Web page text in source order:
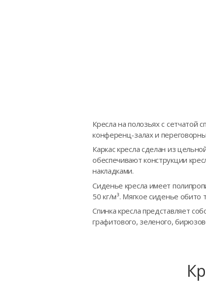
Кресла на полозьях с
конференц-залах и
Каркас кресла сделан из
обеспечивают конструкции
накладками.
Сиденье кресла имеет
50 кг/м³. Мягкое сиденье обито
Спинка кресла представляет
графитового, зеленого,